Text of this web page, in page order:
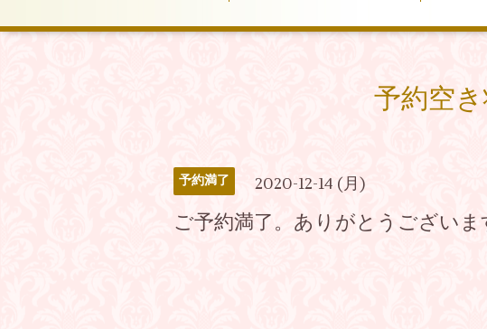
予約空
予約満了 2020-12-14 (月)
ご予約満了。ありがとうございま